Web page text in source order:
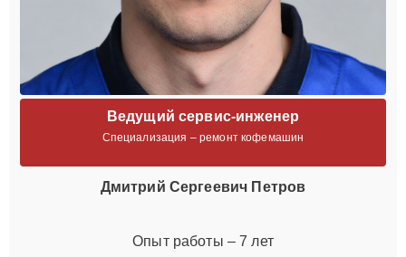
Ведущий сервис-инженер
Специализация – ремонт кофемашин
Дмитрий Сергеевич Петров
Опыт работы – 7 лет